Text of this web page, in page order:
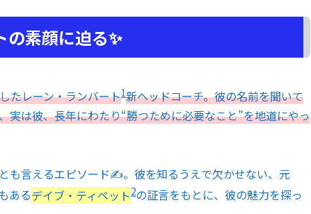
素顔に迫る✨
たレーン・ランバート1新ヘッドコーチ。彼の名前を聞いて
実は彼、長年にわたり“勝つために必要なこと”を地道にやっ
も言えるエピソード✍️。彼を知るうえで欠かせない、元
あるデイブ・ティペット2の証言をもとに、彼の魅力を探っ